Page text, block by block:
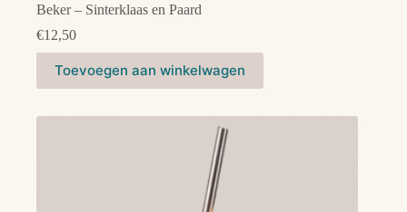
Beker – Sinterklaas en Paard
€12,50
Toevoegen aan winkelwagen